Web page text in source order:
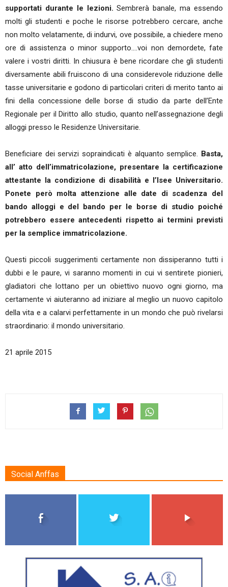
supportati durante le lezioni. Sembrerà banale, ma essendo
molti gli studenti e poche le risorse potrebbero cercare, anche
non molto velatamente, di indurvi, ove possibile, a chiedere meno
ore di assistenza o minor supporto….voi non demordete, fate
valere i vostri diritti. In chiusura è bene ricordare che gli studenti
diversamente abili fruiscono di una considerevole riduzione delle
tasse universitarie e godono di particolari criteri di merito tanto ai
fini della concessione delle borse di studio da parte dell’Ente
Regionale per il Diritto allo studio, quanto nell’assegnazione degli
alloggi presso le Residenze Universitarie.
Beneficiare dei servizi sopraindicati è alquanto semplice. Basta,
all’ atto dell’immatricolazione, presentare la certificazione
attestante la condizione di disabilità e l’Isee Universitario.
Ponete però molta attenzione alle date di scadenza del
bando alloggi e del bando per le borse di studio poiché
potrebbero essere antecedenti rispetto ai termini previsti
per la semplice immatricolazione.
Questi piccoli suggerimenti certamente non dissiperanno tutti i
dubbi e le paure, vi saranno momenti in cui vi sentirete pionieri,
gladiatori che lottano per un obiettivo nuovo ogni giorno, ma
certamente vi aiuteranno ad iniziare al meglio un nuovo capitolo
della vita e a calarvi perfettamente in un mondo che può rivelarsi
straordinario: il mondo universitario.
21 aprile 2015
Social Anffas